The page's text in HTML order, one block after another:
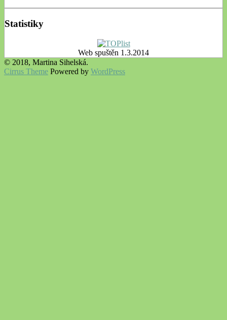
Statistiky
Web spuštěn 1.3.2014
© 2018, Martina Sihelská.
Cirrus Theme Powered by WordPress